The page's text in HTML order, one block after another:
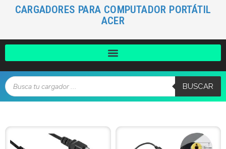
CARGADORES PARA COMPUTADOR PORTÁTIL
ACER
BUSCAR